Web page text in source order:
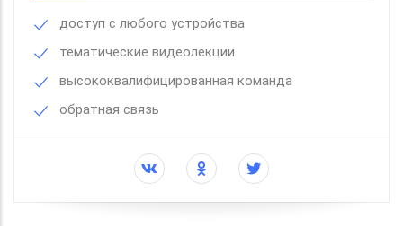
доступ с любого устройства
тематические видеолекции
высококвалифицированная команда
обратная связь